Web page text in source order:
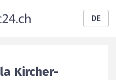
DE
Kircher-